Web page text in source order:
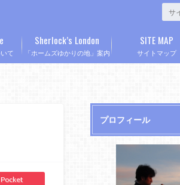
て 「ホームズゆかりの地」案内
Sherlock’s London
サイトマップ
SITE MAP
Pocket
プロフィール